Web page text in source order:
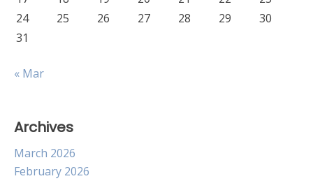
24
25 26 27 28 29
30
31
« Mar
Archives
March 2026
February 2026